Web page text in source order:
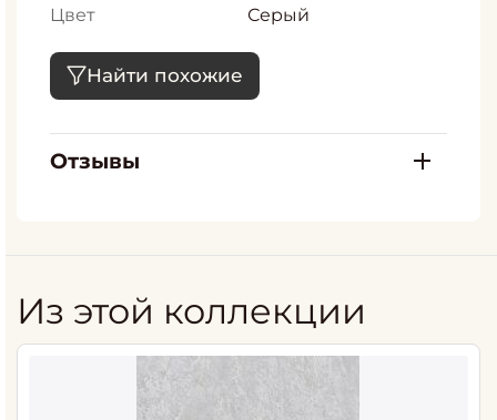
Цвет
Серый
Найти похожие
Отзывы
Из этой коллекции